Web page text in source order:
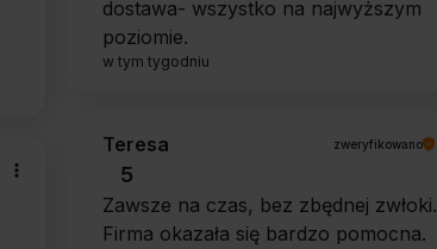
dostawa- wszystko na najwyższym
poziomie.
w tym tygodniu
Teresa zweryfikowano
5
Zawsze na czas, bez zbędnej zwłoki.
Firma okazała się bardzo pomocna.